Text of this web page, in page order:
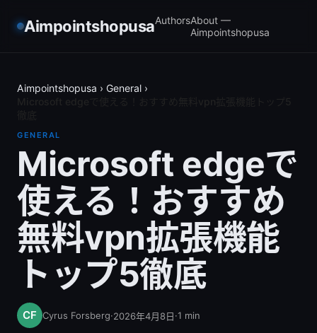
AimpointshopusaAuthorsAbout —
Aimpointshopusa
Aimpointshopusa › General ›
GENERAL
Microsoft edgeで
使える！おすすめ
無料vpn拡張機能
トップ5徹底
Cyrus Forsberg·2026年4月8日·1 min